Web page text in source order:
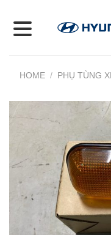
content
HOME / PHỤ TÙNG